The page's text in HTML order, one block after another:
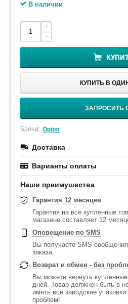
В наличии
+
−
КУПИТЬ В
ЗАПРОСИТЬ
Бренд: Optim
Доставка
Варианты оплаты
Наши преимушества
Гарантия 12 месяцев
Гарантия на все купленные
магазине составляет 12
Оповещение по SMS
Вы получаете SMS
заказа.
Возврат и обмен - без
Вы можете вернуть
дней. Товар должнен быть в
иметь все заводские
проблем!